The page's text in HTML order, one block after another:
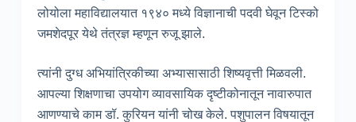
लोयोला महाविद्यालयात १९४० मध्ये विज्ञानाची पदवी घेवून टिस्को
जमशेदपूर येथे तंत्रज्ञ म्हणून रुजू झाले.
त्यांनी दुग्ध अभियांत्रिकीच्या अभ्यासासाठी शिष्यवृत्ती मिळवली.
आपल्या शिक्षणाचा उपयोग व्यावसायिक दृष्टीकोनातून नावारुपात
आणण्याचे काम डॉ. कुरियन यांनी चोख केले. पशुपालन विषयातून